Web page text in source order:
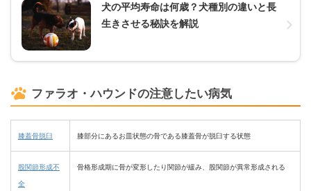
犬の平均寿命は何歳？犬種別の違いと長
生きさせる秘訣を解説
ファラオ・ハウンドの注意したい病気
膝蓋骨脱臼 膝部分にあるお皿状態の骨である膝蓋骨が脱臼する状態
股関節形成不
全
骨格形成期に骨が変形したり関節が緩み、股関節が異常形成される